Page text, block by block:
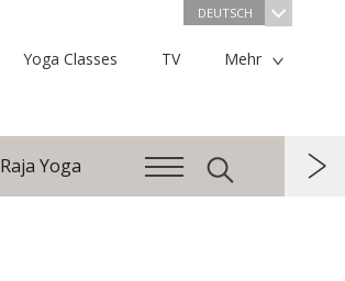
DEUTSCH
Yoga Classes TV Mehr
Raja Yoga